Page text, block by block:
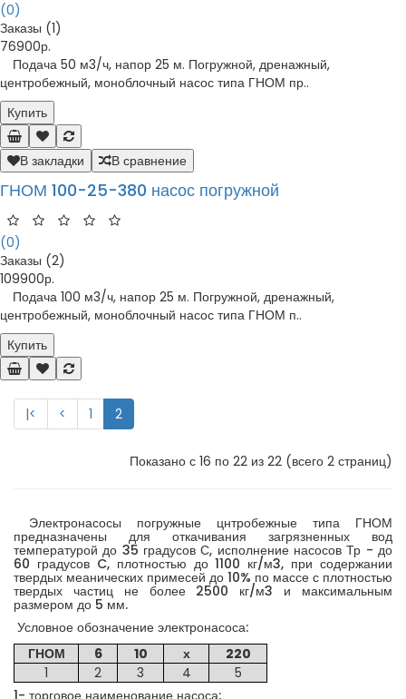
(0)
Заказы (1)
76900р.
Подача 50 м3/ч, напор 25 м. Погружной, дренажный,
центробежный, моноблочный насос типа ГНОМ пр..
Купить
В закладки В сравнение
ГНОМ 100-25-380 насос погружной
(0)
Заказы (2)
109900р.
Подача 100 м3/ч, напор 25 м. Погружной, дренажный,
центробежный, моноблочный насос типа ГНОМ п..
Купить
|< < 1 2
Показано с 16 по 22 из 22 (всего 2 страниц)
Электронасосы погружные цнтробежные типа ГНОМ
предназначены для откачивания загрязненных вод
температурой до 35 градусов С, исполнение насосов Тр - до
60 градусов C, плотностью до 1100 кг/м3, при содержании
твердых меанических примесей до 10% по массе с плотностью
твердых частиц не более 2500 кг/м3 и максимальным
размером до 5 мм.
Условное обозначение электронасоса:
ГНОМ
6 10 х
220
1
2 3 4
5
1- торговое наименование насоса;